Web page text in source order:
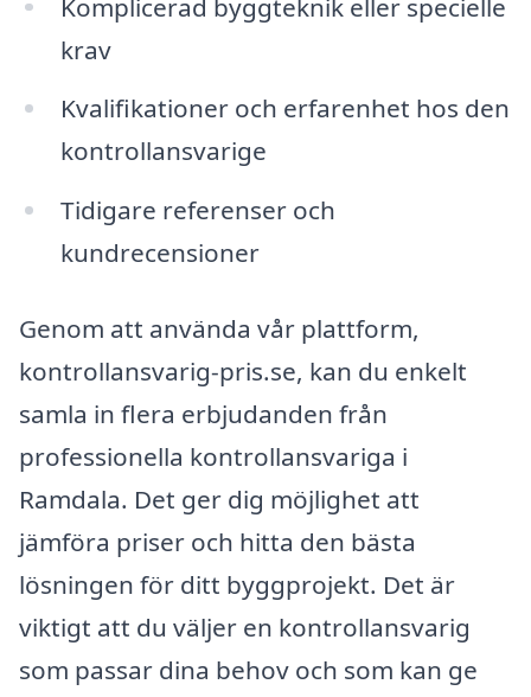
krav
Kvalifikationer och erfarenhet hos den
kontrollansvarige
Tidigare referenser och
kundrecensioner
Genom att använda vår plattform,
kontrollansvarig-pris.se, kan du enkelt
samla in flera erbjudanden från
professionella kontrollansvariga i
Ramdala. Det ger dig möjlighet att
jämföra priser och hitta den bästa
lösningen för ditt byggprojekt. Det är
viktigt att du väljer en kontrollansvarig
som passar dina behov och som kan ge